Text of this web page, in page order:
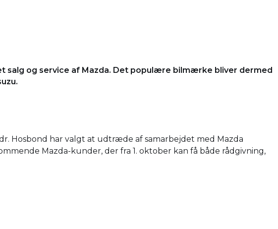
salg og service af Mazda. Det populære bilmærke bliver dermed
Hosbond har valgt at udtræde af samarbejdet med Mazda
Mazda-kunder, der fra 1. oktober kan få både rådgivning,